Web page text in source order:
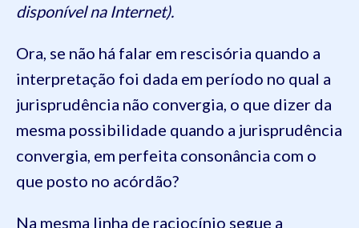
disponível na Internet).
Ora, se não há falar em rescisória quando a
interpretação foi dada em período no qual a
jurisprudência não convergia, o que dizer da
mesma possibilidade quando a jurisprudência
convergia, em perfeita consonância com o
que posto no acórdão?
Na mesma linha de raciocínio segue a